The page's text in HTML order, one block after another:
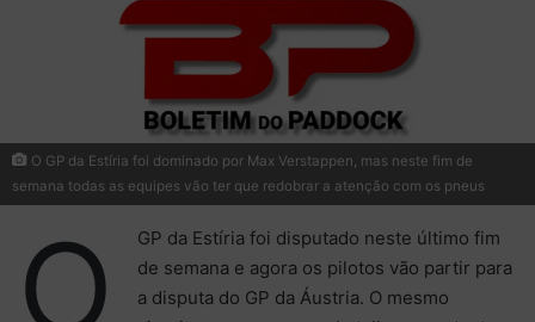
O GP da Estíria foi dominado por Max Verstappen, mas neste fim de
semana todas as equipes vão ter que redobrar a atenção com os pneus
O
GP da Estíria foi disputado neste último fim
de semana e agora os pilotos vão partir para
a disputa do GP da Áustria. O mesmo